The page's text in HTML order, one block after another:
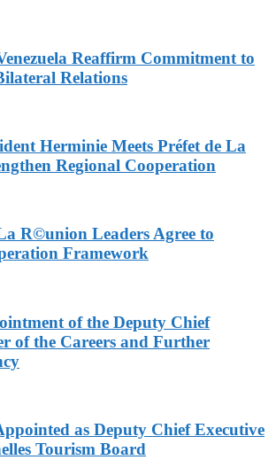
Reaffirm Commitment to
Relations
Herminie Meets Préfet de La
Regional Cooperation
R©union Leaders Agree to
Framework
of the Deputy Chief
of the Careers and Further
as Deputy Chief Executive
Tourism Board